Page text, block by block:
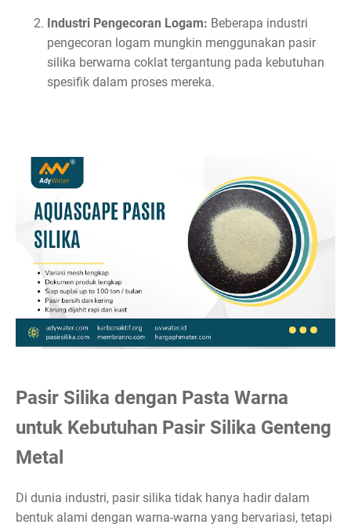
Industri Pengecoran Logam: Beberapa industri
pengecoran logam mungkin menggunakan pasir
silika berwarna coklat tergantung pada kebutuhan
spesifik dalam proses mereka.
Pasir Silika dengan Pasta Warna
untuk Kebutuhan Pasir Silika Genteng
Metal
Di dunia industri, pasir silika tidak hanya hadir dalam
bentuk alami dengan warna-warna yang bervariasi, tetapi